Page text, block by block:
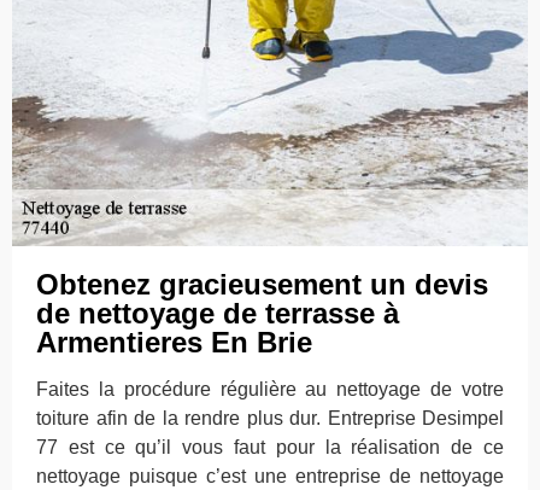
Obtenez gracieusement un devis
de nettoyage de terrasse à
Armentieres En Brie
Faites la procédure régulière au nettoyage de votre
toiture afin de la rendre plus dur. Entreprise Desimpel
77 est ce qu’il vous faut pour la réalisation de ce
nettoyage puisque c’est une entreprise de nettoyage